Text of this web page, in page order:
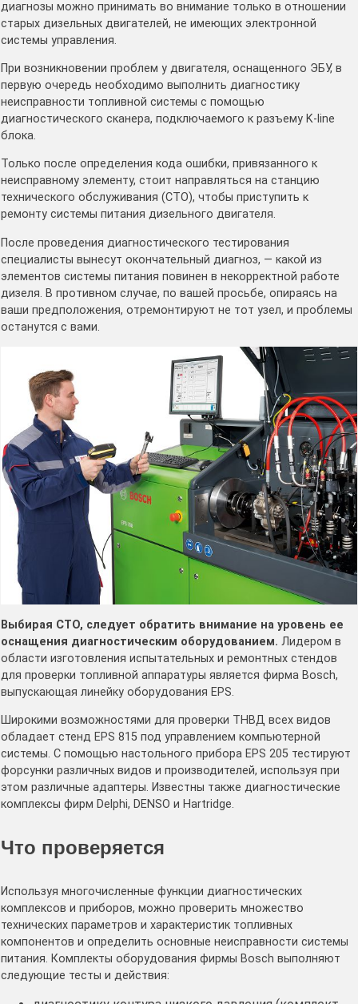
диагнозы можно принимать во внимание только в отношении
старых дизельных двигателей, не имеющих электронной
системы управления.
При возникновении проблем у двигателя, оснащенного ЭБУ, в
первую очередь необходимо выполнить диагностику
неисправности топливной системы с помощью
диагностического сканера, подключаемого к разъему K-line
блока.
Только после определения кода ошибки, привязанного к
неисправному элементу, стоит направляться на станцию
технического обслуживания (СТО), чтобы приступить к
ремонту системы питания дизельного двигателя.
После проведения диагностического тестирования
специалисты вынесут окончательный диагноз, — какой из
элементов системы питания повинен в некорректной работе
дизеля. В противном случае, по вашей просьбе, опираясь на
ваши предположения, отремонтируют не тот узел, и проблемы
останутся с вами.
Выбирая СТО, следует обратить внимание на уровень ее
оснащения диагностическим оборудованием. Лидером в
области изготовления испытательных и ремонтных стендов
для проверки топливной аппаратуры является фирма Bosch,
выпускающая линейку оборудования EPS.
Широкими возможностями для проверки ТНВД всех видов
обладает стенд EPS 815 под управлением компьютерной
системы. С помощью настольного прибора EPS 205 тестируют
форсунки различных видов и производителей, используя при
этом различные адаптеры. Известны также диагностические
комплексы фирм Delphi, DENSO и Hartridge.
Что проверяется
Используя многочисленные функции диагностических
комплексов и приборов, можно проверить множество
технических параметров и характеристик топливных
компонентов и определить основные неисправности системы
питания. Комплекты оборудования фирмы Bosch выполняют
следующие тесты и действия: